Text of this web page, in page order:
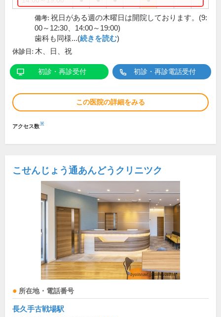
備考: 祝日がある週の木曜日は開院しております。(9:
00～12:30、14:00～19:00)
歯科も同様...(続きを読む)
休診日: 木、日、祝
初診・再診受付 初診・再診電話受付
この医院の詳細をみる
アクセス数※
こせんじょう通あんどうクリニツク
所在地・電話番号
長久手古戦場駅